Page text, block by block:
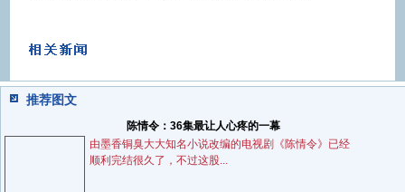
推荐图文
陈情令：36集最让人心疼的一幕
由墨香铜臭大大知名小说改编的电视剧《陈情令》已经
顺利完结很久了，不过这股...